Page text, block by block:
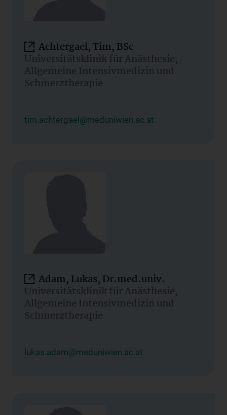
Achtergael, Tim, BSc
Universitätsklinik für Anästhesie,
Allgemeine Intensivmedizin und
Schmerztherapie
tim.achtergael@meduniwien.ac.at
Adam, Lukas, Dr.med.univ.
Universitätsklinik für Anästhesie,
Allgemeine Intensivmedizin und
Schmerztherapie
lukas.adam@meduniwien.ac.at